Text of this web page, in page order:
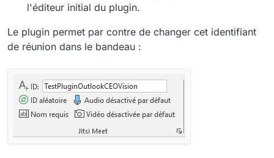
l'éditeur initial du plugin.
Le plugin permet par contre de changer cet identifiant
de réunion dans le bandeau :